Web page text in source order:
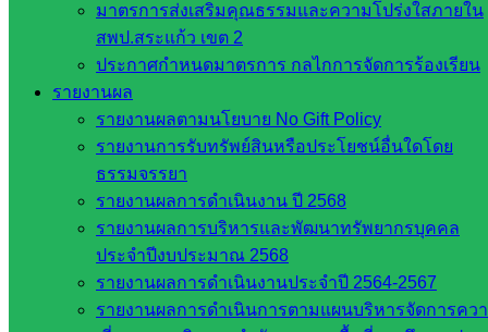
มาตรการส่งเสริมคุณธรรมและความโปร่งใสภายใน
สพป.สระแก้ว เขต 2
ประกาศกำหนดมาตรการ กลไกการจัดการร้องเรียน
รายงานผล
รายงานผลตามนโยบาย No Gift Policy
รายงานการรับทรัพย์สินหรือประโยชน์อื่นใดโดย
ธรรมจรรยา
รายงานผลการดำเนินงาน ปี 2568
รายงานผลการบริหารและพัฒนาทรัพยากรบุคคล
ประจำปีงบประมาณ 2568
รายงานผลการดำเนินงานประจำปี 2564-2567
รายงานผลการดำเนินการตามแผนบริหารจัดการคว
กรมบัญชี
สำนักงาน
ส.ก.ส.ค
หน่วยงาน
ในจังหวัด
สระแก้ว
จังหวัด
สระแก้ว